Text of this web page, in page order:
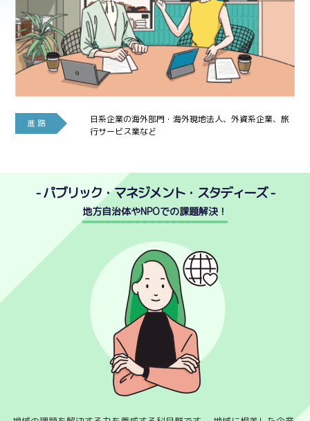
進 路
日系企業の海外部門・海外現地法人、外資系企業、旅
行サービス業など
- パブリック・マネジメント・スタディーズ -
地方自治体やNPOでの課題解決！